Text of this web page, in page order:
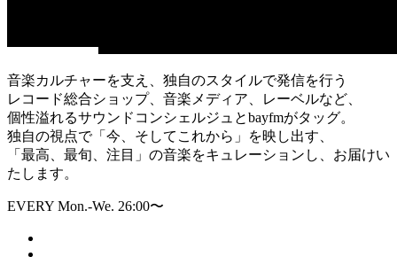
音楽カルチャーを支え、独自のスタイルで発信を行う
レコード総合ショップ、音楽メディア、レーベルなど、
個性溢れるサウンドコンシェルジュとbayfmがタッグ。
独自の視点で「今、そしてこれから」を映し出す、
「最高、最旬、注目」の音楽をキュレーションし、お届けい
たします。
EVERY Mon.-We. 26:00〜